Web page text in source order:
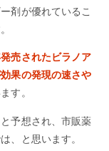
剤が優れているこ
売されたビラノア
果の発現の速さや
す。
予想され、市販薬
、と思います。